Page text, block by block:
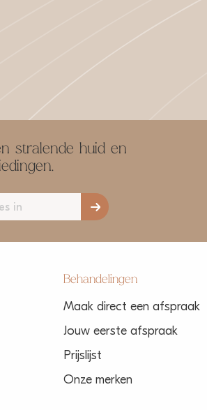
stralende huid en
Behandelingen
Maak direct een afspraak
Jouw eerste afspraak
Prijslijst
Onze merken